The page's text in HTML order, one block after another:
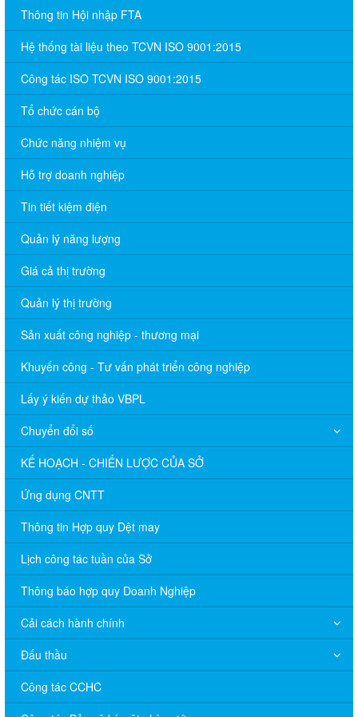
Thông tin Hội nhập FTA
Hệ thống tài liệu theo TCVN ISO 9001:2015
Công tác ISO TCVN ISO 9001:2015
Tổ chức cán bộ
Chức năng nhiệm vụ
Hỗ trợ doanh nghiệp
Tin tiết kiệm điện
Quản lý năng lượng
Giá cả thị trường
Quản lý thị trường
Sản xuất công nghiệp - thương mại
Khuyến công - Tư vấn phát triển công nghiệp
Lấy ý kiến dự thảo VBPL
Chuyển đổi số
KẾ HOẠCH - CHIẾN LƯỢC CỦA SỞ
Ứng dụng CNTT
Thông tin Hợp quy Dệt may
Lịch công tác tuần của Sở
Thông báo hợp quy Doanh Nghiệp
Cải cách hành chính
Đấu thầu
Công tác CCHC